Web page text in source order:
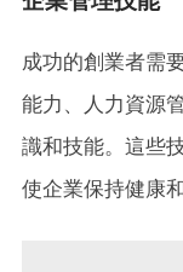
成功的創業者需
能力、人力資源
識和技能。這些
使企業保持健康